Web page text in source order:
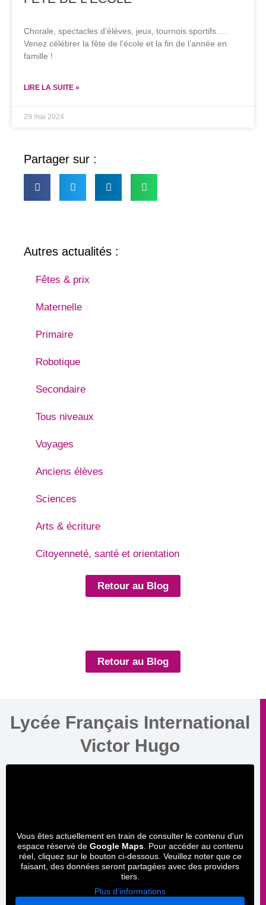
Chorale, spectacles d’élèves, jeux, tournois sportifs….
Venez célébrer la fête de l’école et la fin de l’année en
famille !
LIRE LA SUITE »
29 mai 2024
Partager sur :
Autres actualités :
Fêtes & prix
Maternelle
Primaire
Robotique
Secondaire
Tous niveaux
Voyages
Anciens élèves
Sciences
Arts & écriture
Citoyenneté, santé et orientation
Retour au Blog
Retour au Blog
Lycée Français International
Victor Hugo
Vous êtes actuellement en train de consulter le contenu d'un
espace réservé de Google Maps. Pour accéder au contenu
réel, cliquez sur le bouton ci-dessous. Veuillez noter que ce
faisant, des données seront partagées avec des providers
tiers.
Plus d'informations